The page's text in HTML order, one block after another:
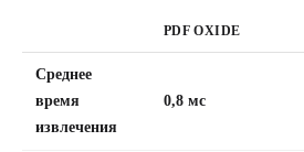
PDF OXIDE
Среднее
время
извлечения
0,8 мс